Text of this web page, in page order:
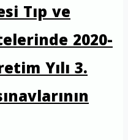
Tıp ve
2020-
Yılı 3.